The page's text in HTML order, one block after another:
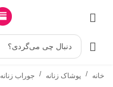
دنبال چی می‌گردی؟
خانه / پوشاک زنانه / جوراب زنانه